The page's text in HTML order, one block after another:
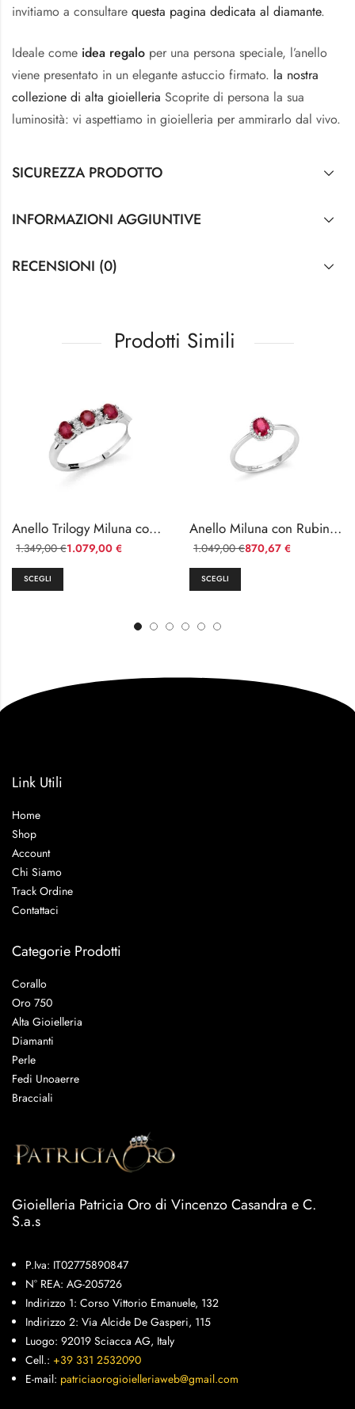
invitiamo a consultare questa pagina dedicata al diamante.
Ideale come idea regalo per una persona speciale, l’anello
viene presentato in un elegante astuccio firmato. la nostra
collezione di alta gioielleria Scoprite di persona la sua
luminosità: vi aspettiamo in gioielleria per ammirarlo dal vivo.
SICUREZZA PRODOTTO
INFORMAZIONI AGGIUNTIVE
RECENSIONI (0)
Prodotti Simili
Anello Trilogy Miluna con Rubini e Diamanti Oro 750
1.079,00 €
1.349,00€
SCEGLI
Anello Miluna con Rubino e Diamanti in Oro 750
870,67 €
1.049,00€
SCEGLI
Gioielleria Patricia Oro di Vincenzo Casandra e C.
S.a.s
P.Iva: IT02775890847
N° REA: AG-205726
Indirizzo 1: Corso Vittorio Emanuele, 132
Indirizzo 2: Via Alcide De Gasperi, 115
Luogo: 92019 Sciacca AG, Italy
Cell.: +39 331 2532090
E-mail: patriciaorogioielleriaweb@gmail.com
Categorie Prodotti
Corallo
Oro 750
Alta Gioielleria
Diamanti
Perle
Fedi Unoaerre
Bracciali
Link Utili
Home
Shop
Account
Chi Siamo
Track Ordine
Contattaci